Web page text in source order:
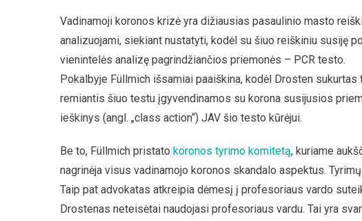
Vadinamoji koronos krizė yra dižiausias pasaulinio masto
analizuojami, siekiant nustatyti, kodėl su šiuo reiškiniu susiję
vienintelės analizę pagrindžiančios priemonės – PCR testo.
Pokalbyje Füllmich išsamiai paaiškina, kodėl Drosten
remiantis šiuo testu įgyvendinamos su korona susijusios
ieškinys (angl. „class action“) JAV šio testo kūrėjui.
Be to, Füllmich pristato koronos tyrimo komitetą, kuriame
nagrinėja visus vadinamojo koronos skandalo aspektus.
Taip pat advokatas atkreipia dėmesį į profesoriaus vardo
Drostenas neteisėtai naudojasi profesoriaus vardu. Tai yra